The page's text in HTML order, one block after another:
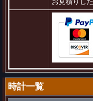
時計一覧